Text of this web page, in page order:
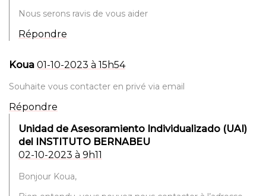
Nous serons ravis de vous aider
Répondre
Koua 01-10-2023 à 15h54
Souhaite vous contacter en privé via email
Répondre
Unidad de Asesoramiento Individualizado (UAI)
del INSTITUTO BERNABEU
02-10-2023 à 9h11
Bonjour Koua,